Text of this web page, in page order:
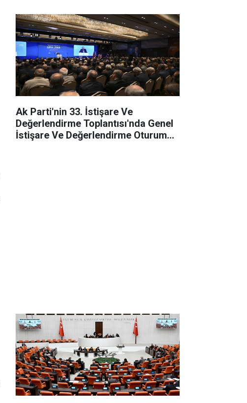
Ak Parti'nin 33. İstişare Ve
Değerlendirme Toplantısı'nda Genel
İstişare Ve Değerlendirme Oturumu